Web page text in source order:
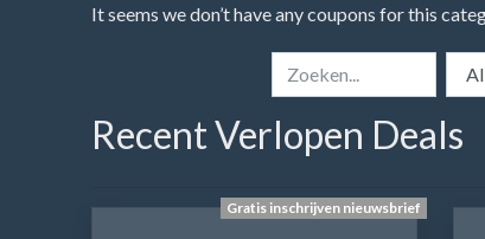
It seems we don’t have any coupons for this
Recent Verlopen Deals
Gratis inschrijven nieuwsbrief